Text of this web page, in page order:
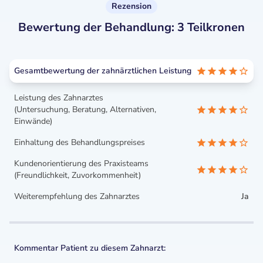
Rezension
Bewertung der Behandlung: 3 Teilkronen
Gesamtbewertung der zahnärztlichen Leistung
Leistung des Zahnarztes
(Untersuchung, Beratung, Alternativen,
Einwände)
Einhaltung des Behandlungspreises
Kundenorientierung des Praxisteams
(Freundlichkeit, Zuvorkommenheit)
Weiterempfehlung des Zahnarztes
Ja
Kommentar Patient zu diesem Zahnarzt: